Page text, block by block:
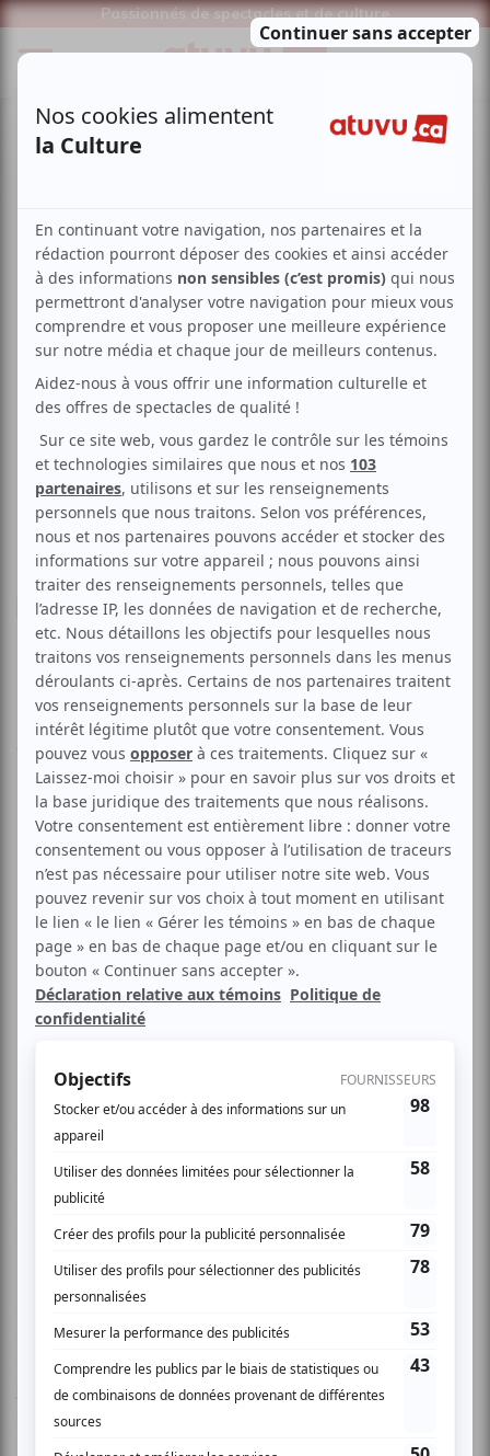
Passionnés de spectacles et de culture
Musique
Carmen Consoli | Rital Fest
Voir les avis -->
Aucune offre promotionnelle
disponible
Soyez les premiers avisés dès qu'il y aura une offre promo
pour Carmen Consoli | Rital Fest: INSCRIVEZ-VOUS
Les Productions Casa Nostra, Marco Calliari et Pacini sont
très heureux d’annoncer la venue à Montréal de la
à l’occasion d’une édition spéciale du Rital Fest. Une
occasion unique de voir la star internationale sur scène au
Québec!
Carmen Consoli, jeune star sicilienne de la chanson
d'auteur en Italie, chante un rock pop à la fois musclé,
gracieux et émotionnel, avec juste ce qu'il faut de latin, de
jazz ou d'avant-garde dans la production et un son
merveilleusement arrangé. Tantôt intimiste, tantôt